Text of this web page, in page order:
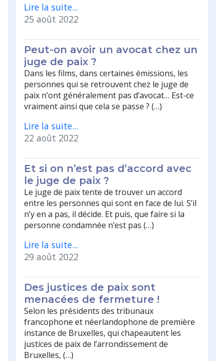
Lire la suite...
25 août 2022
Peut-on avoir un avocat chez un
juge de paix ?
Dans les films, dans certaines émissions, les
personnes qui se retrouvent chez le juge de
paix n’ont généralement pas d’avocat… Est-ce
vraiment ainsi que cela se passe ? (…)
Lire la suite...
22 août 2022
Et si on n’est pas d’accord avec
le juge de paix ?
Le juge de paix tente de trouver un accord
entre les personnes qui sont en face de lui. S’il
n’y en a pas, il décide. Et puis, que faire si la
personne condamnée n’est pas (…)
Lire la suite...
29 août 2022
Des justices de paix sont
menacées de fermeture !
Selon les présidents des tribunaux
francophone et néerlandophone de première
instance de Bruxelles, qui chapeautent les
justices de paix de l’arrondissement de
Bruxelles, (…)